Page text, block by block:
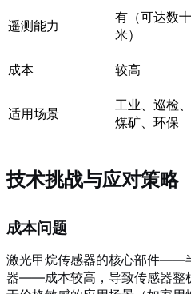
遥测能力
有（可达数十
米）
成本 较高
适用场景
工业、巡检、
煤矿、环保
技术挑战与应对策略
成本问题
激光甲烷传感器的核心部件——
器——成本较高，导致传感器整